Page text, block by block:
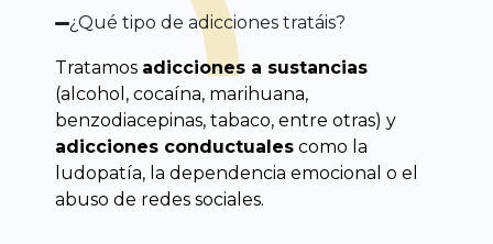
¿Qué tipo de adicciones tratáis?
Tratamos adicciones a sustancias
(alcohol, cocaína, marihuana,
benzodiacepinas, tabaco, entre otras) y
adicciones conductuales como la
ludopatía, la dependencia emocional o el
abuso de redes sociales.